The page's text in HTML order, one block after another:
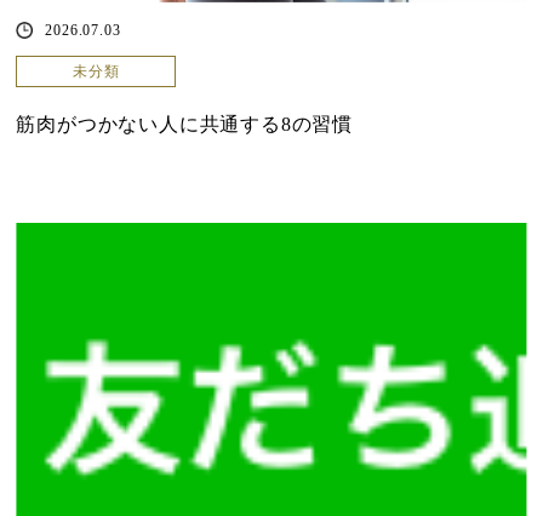
2026.07.03
未分類
筋肉がつかない人に共通する8の習慣